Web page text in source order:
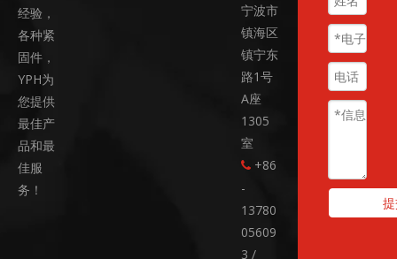
经验，
各种紧
固件，
YPH为
您提供
最佳产
品和最
佳服
务！
宁波市
镇海区
镇宁东
路1号
A座
1305
室
 +86
-
13780
05609
3 /